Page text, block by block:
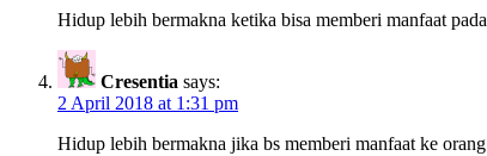
Hidup lebih bermakna ketika bisa memberi manfaat
Cresentia says:
2 April 2018 at 1:31 pm
Hidup lebih bermakna jika bs memberi manfaat ke orang